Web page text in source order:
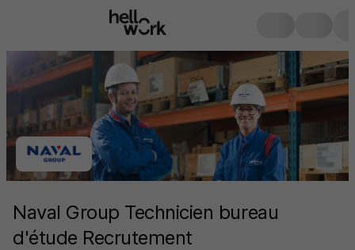
Naval Group Technicien bureau
d'étude Recrutement